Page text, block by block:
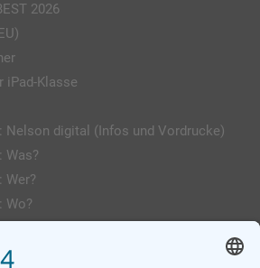
2026
iPad-Klasse
Nelson digital (Infos und Vordrucke)
Was?
Wer?
Wo?